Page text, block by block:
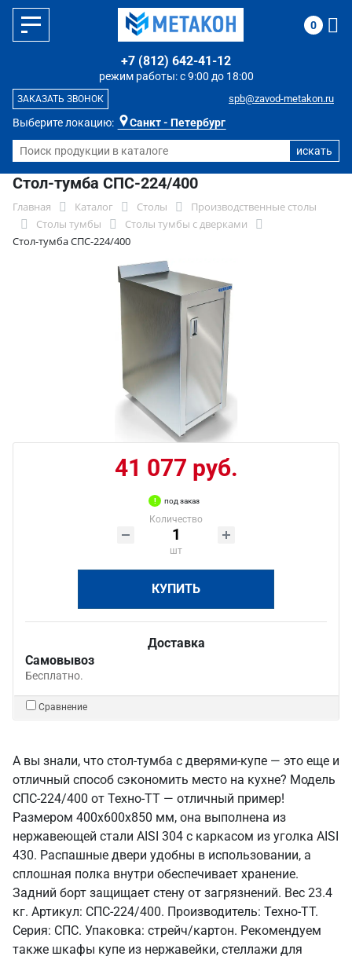
Выберите локацию: Санкт - Петербург
режим работы: с 9:00 до 18:00
+7 (812) 642-41-12
spb@zavod-metakon.ru
ЗАКАЗАТЬ ЗВОНОК
0
Стол-тумба СПС-224/400
Главная Каталог Столы
Производственные столы
Столы тумбы
Столы тумбы с дверками
Стол-тумба СПС-224/400
41 077 руб.
под заказ
Количество
шт
КУПИТЬ
Доставка
Самовывоз
Бесплатно.
Сравнение
А вы знали, что стол-тумба с дверями-купе — это еще и
отличный способ сэкономить место на кухне? Модель
СПС-224/400 от Техно-ТТ — отличный пример!
Размером 400x600x850 мм, она выполнена из
нержавеющей стали AISI 304 с каркасом из уголка AISI
430. Распашные двери удобны в использовании, а
сплошная полка внутри обеспечивает хранение.
Задний борт защищает стену от загрязнений. Вес 23.4
кг. Артикул: СПС-224/400. Производитель: Техно-ТТ.
Серия: СПС. Упаковка: стрейч/картон. Рекомендуем
также шкафы купе из нержавейки, стеллажи для